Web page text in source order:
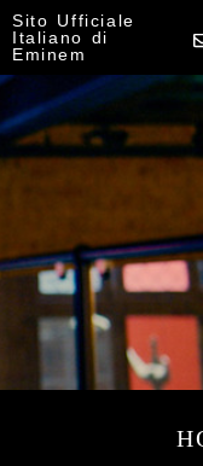
Sito Ufficiale
Italiano di
Eminem